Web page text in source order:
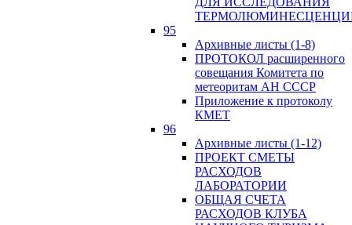
95
Архивные листы (1-8)
ПРОТОКОЛ расширенного
совещания Комитета по
метеоритам АН СССР
Приложение к протоколу
КМЕТ
96
Архивные листы (1-12)
ПРОЕКТ СМЕТЫ
РАСХОДОВ
ЛАБОРАТОРИИ
ОБЩАЯ СЧЕТА
РАСХОДОВ КЛУБА